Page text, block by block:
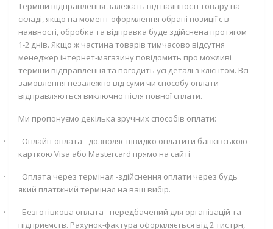
Терміни відправлення залежать від наявності товару на
складі, якщо на момент оформлення обрані позиції є в
наявності, обробка та відправка буде здійснена протягом
1-2 днів. Якщо ж частина товарів тимчасово відсутня
менеджер інтернет-магазину повідомить про можливі
терміни відправлення та погодить усі деталі з клієнтом. Всі
замовлення незалежно від суми чи способу оплати
відправляються виключно після повної сплати.
Ми пропонуємо декілька зручних способів оплати:
·
Онлайн-оплата - дозволяє швидко оплатити банківською
карткою Visa або Mastercard прямо на сайті
·
Оплата через термінал -здійснення оплати через будь
який платіжний термінал на ваш вибір.
·
Безготівкова оплата - передбачений для організацій та
підприємств. Рахунок-фактура оформляється від 2 тис грн,